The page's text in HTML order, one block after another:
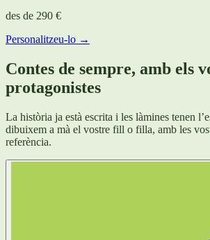
des de 290 €
Personalitzeu-lo →
Contes de sempre, amb els
protagonistes
La història ja està escrita i les làmines tenen
dibuixem a mà el vostre fill o filla, amb les
referència.